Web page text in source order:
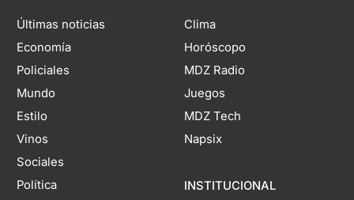
Últimas noticias
Economía
Policiales
Mundo
Estilo
Vinos
Sociales
Política
Clima
Horóscopo
MDZ Radio
Juegos
MDZ Tech
Napsix
INSTITUCIONAL